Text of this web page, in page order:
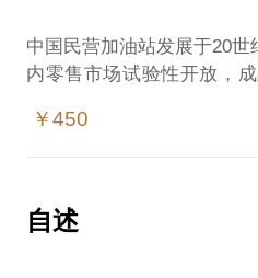
中国民营加油站发展于20世
内零售市场试验性开放，
1993 年猛增到38000 座左
跨世纪的到来，两桶油加
介入，国内零售市场局面
￥450
自述